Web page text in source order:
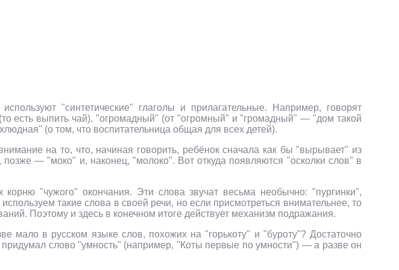
"синтетические" глаголы и прилагательные. Например, говорят
есть выпить чай), "огромадный" (от "огромный" и "громадный" — "дом такой
(о том, что воспитательница общая для всех детей).
на то, что, начиная говорить, ребёнок сначала как бы "вырывает" из
— "моко" и, наконец, "молоко". Вот откуда появляются "осколки слов" в
"чужого" окончания. Эти слова звучат весьма необычно: "пургинки",
такие слова в своей речи, но если присмотреться внимательнее, то
Поэтому и здесь в конечном итоге действует механизм подражания.
мало в русском языке слов, похожих на "горькоту" и "буроту"? Достаточно
слово "умность" (например, "Коты первые по умности") — а разве он